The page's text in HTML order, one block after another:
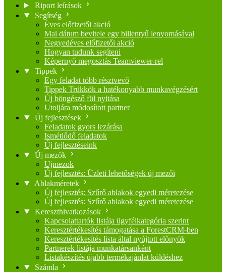
Riport leírások
Segítség
Éves előfizetői akció
Mai dátum bevitele egy billentyű lenyomásával
Negyedéves előfizetői akció
Hogyan tudunk segíteni
Képernyő megosztás Teamviewer-rel
Tippek
Egy feladat több résztvevő
Tippek Trükkök a hatékonyabb munkavégzésért
Új böngésző fül nyitása
Utoljára módosított partner
Új fejlesztések
Feladatok gyors lezárása
Ismétlődő feladatok
Új fejlesztéseink
Új mezők
Ujmezok
Új fejlesztés: Üzleti lehetőségek új mezői
Ablakméretek
Új fejlesztés: Szűrő ablakok egyedi méretezése
Új fejlesztés: Szűrő ablakok egyedi méretezése
Kereszthivatkozások
Kapcsolattartók listája ügyfélkategória szerint
Keresztértékesítés támogatása a ForestCRM-ben
Keresztértékesítés lista által nyújtott előnyök
Partnerek listája munkatársanként
Listakészítés újabb termékajánlat küldéshez
Számla